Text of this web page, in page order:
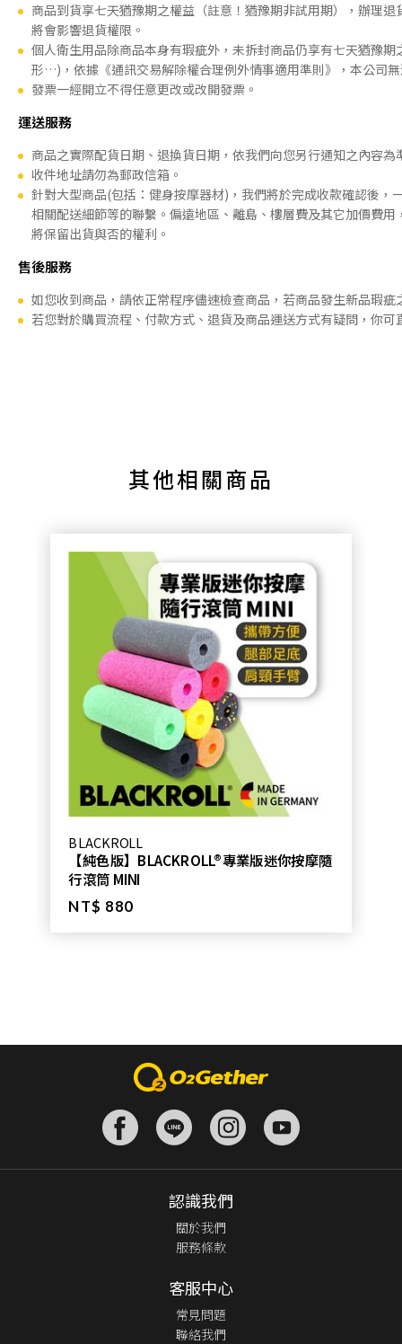
商品到貨享七天猶豫期之權益（註意！猶豫期非試用期），辦理
將會影響退貨權限。
個人衛生用品除商品本身有瑕疵外，未拆封商品仍享有七天猶豫
形…)，依據《通訊交易解除權合理例外情事適用準則》，本公司
發票一經開立不得任意更改或改開發票。
運送服務
商品之實際配貨日期、退換貨日期，依我們向您另行通知之內容為
收件地址請勿為郵政信箱。
針對大型商品(包括：健身按摩器材)，我們將於完成收款確認後，
相關配送細節等的聯繫。偏遠地區、離島、樓層費及其它加價費
將保留出貨與否的權利。
售後服務
如您收到商品，請依正常程序儘速檢查商品，若商品發生新品瑕疵
若您對於購買流程、付款方式、退貨及商品運送方式有疑問，你
其他相關商品
BLACKROLL
【純色版】BLACKROLL®專業版迷你按摩隨
行滾筒 MINI
NT$ 880
認識我們
關於我們
服務條款
客服中心
常見問題
聯絡我們